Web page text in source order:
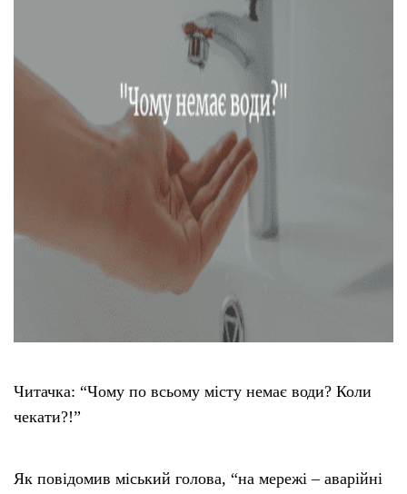
Читачка: “Чому по всьому місту немає води? Коли
чекати?!”
Як повідомив міський голова, “на мережі – аварійні